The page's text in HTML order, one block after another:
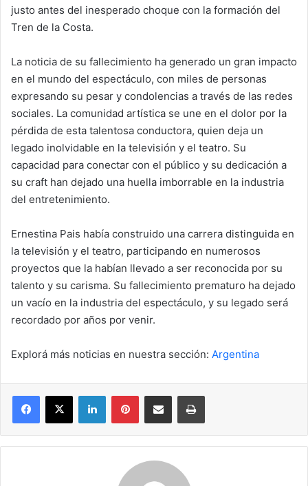
justo antes del inesperado choque con la formación del
Tren de la Costa.
La noticia de su fallecimiento ha generado un gran impacto
en el mundo del espectáculo, con miles de personas
expresando su pesar y condolencias a través de las redes
sociales. La comunidad artística se une en el dolor por la
pérdida de esta talentosa conductora, quien deja un
legado inolvidable en la televisión y el teatro. Su
capacidad para conectar con el público y su dedicación a
su craft han dejado una huella imborrable en la industria
del entretenimiento.
Ernestina Pais había construido una carrera distinguida en
la televisión y el teatro, participando en numerosos
proyectos que la habían llevado a ser reconocida por su
talento y su carisma. Su fallecimiento prematuro ha dejado
un vacío en la industria del espectáculo, y su legado será
recordado por años por venir.
Explorá más noticias en nuestra sección: Argentina
Facebook
X LinkedInPinterestCompartir por correo electrónicoImprimir